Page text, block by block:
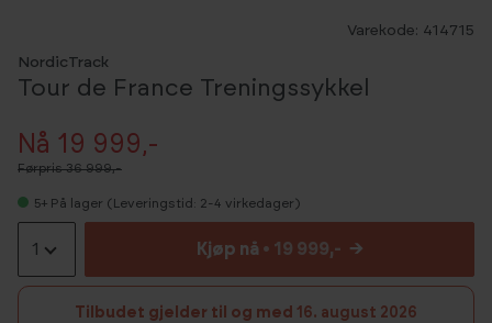
1 års iFIT-medlemskap medfølger
Varekode: 414715
NordicTrack
Tour de France Treningssykkel
Nå 19 999,-
Førpris36 999,-
5+ På lager (Leveringstid: 2-4 virkedager)
1 Kjøp nå • 19 999,- →
Tilbudet gjelder til og med 16. august 2026